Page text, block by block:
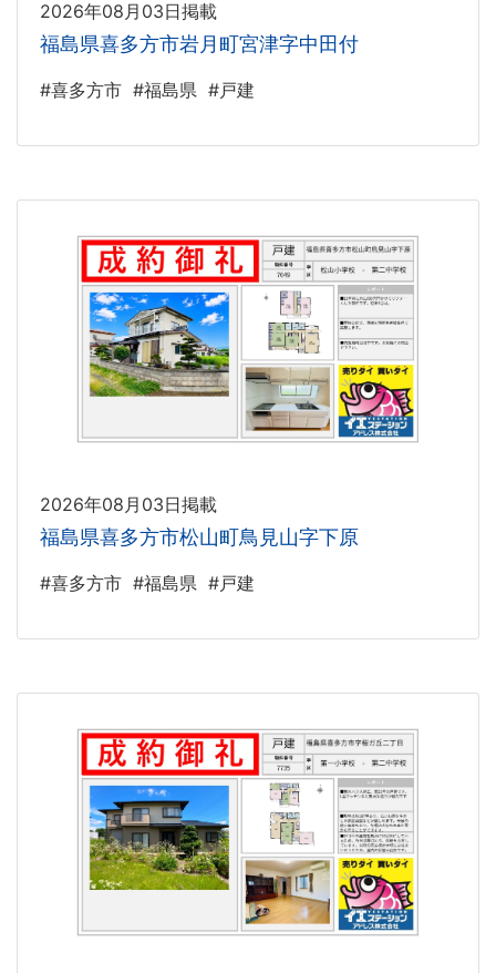
2026年08月03日掲載
福島県喜多方市岩月町宮津字中田付
#喜多方市 #福島県 #戸建
2026年08月03日掲載
福島県喜多方市松山町鳥見山字下原
#喜多方市 #福島県 #戸建